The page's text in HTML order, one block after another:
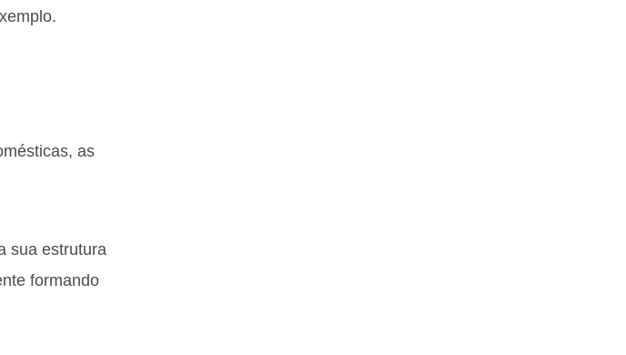
as
sua estrutura
formando